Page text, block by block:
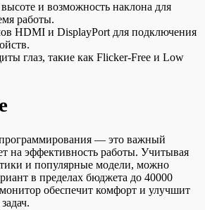
и возможность наклона для
работы.
HDMI и DisplayPort для подключения
глаз, такие как Flicker-Free и Low
— это важный
на эффективность работы. Учитывая
и популярные модели, можно
в пределах бюджета до 40000
обеспечит комфорт и улучшит